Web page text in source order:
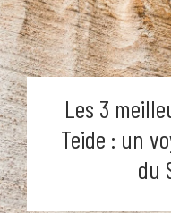
Les 3
Teide : un
du